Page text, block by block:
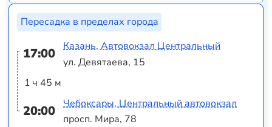
Пересадка в пределах города
17:00
1 ч 45 м
20:00
Казань, Автовокзал Центральный
ул. Девятаева, 15
Чебоксары, Центральный автовокзал
просп. Мира, 78